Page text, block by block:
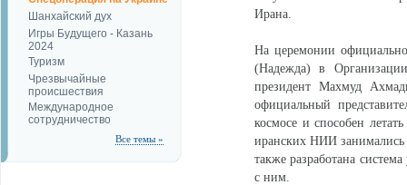
Шанхайский дух
Игры Будущего - Казань
2024
Туризм
Чрезвычайные
происшествия
Международное
сотрудничество
Все темы »
Ирана.
На церемонии
(Надежда) в
президент Махмуд
официальный
космосе и способен
иранских НИИ занимались
также разработана
с ним.